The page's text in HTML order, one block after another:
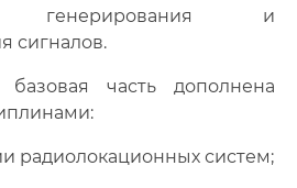
генерирования и
сигналов.
часть дополнена
радиолокационных систем;